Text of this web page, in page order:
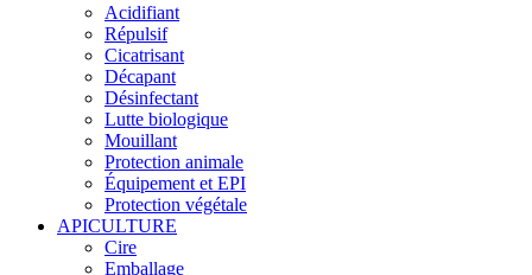
Acidifiant
Répulsif
Cicatrisant
Décapant
Désinfectant
Lutte biologique
Mouillant
Protection animale
Équipement et EPI
Protection végétale
APICULTURE
Cire
Emballage